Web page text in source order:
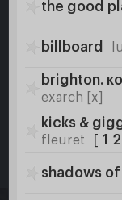
the good
billboard
brighton.
exarch [x]
kicks &
fleuret
[ 1 2
shadows of